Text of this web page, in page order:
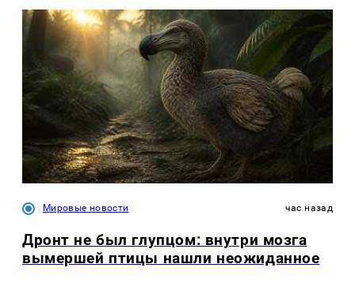
Мировые новости час назад
Дронт не был глупцом: внутри мозга
вымершей птицы нашли неожиданное